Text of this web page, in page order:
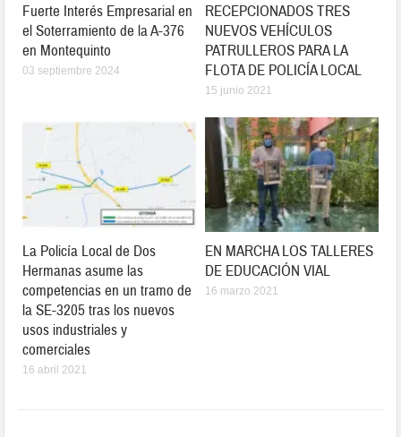
Fuerte Interés Empresarial en
el Soterramiento de la A-376
en Montequinto
03 septiembre 2024
RECEPCIONADOS TRES
NUEVOS VEHÍCULOS
PATRULLEROS PARA LA
FLOTA DE POLICÍA LOCAL
15 junio 2021
La Policía Local de Dos
Hermanas asume las
competencias en un tramo de
la SE-3205 tras los nuevos
usos industriales y
comerciales
16 abril 2021
EN MARCHA LOS TALLERES
DE EDUCACIÓN VIAL
16 marzo 2021